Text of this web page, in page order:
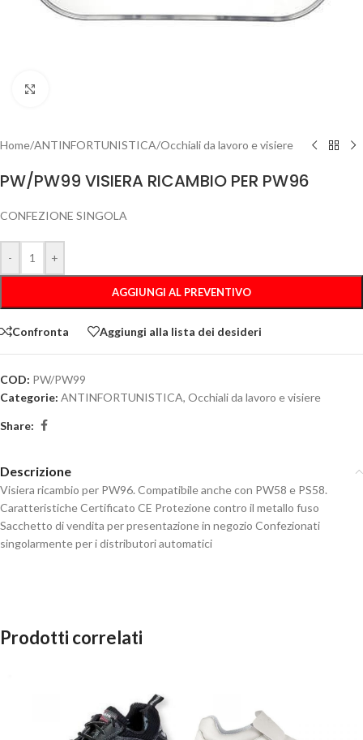
Home/ANTINFORTUNISTICA/Occhiali da lavoro e visiere
PW/PW99 VISIERA RICAMBIO PER PW96
CONFEZIONE SINGOLA
- +
AGGIUNGI AL PREVENTIVO
Confronta Aggiungi alla lista dei desideri
COD: PW/PW99
Categorie: ANTINFORTUNISTICA, Occhiali da lavoro e visiere
Share:
Descrizione
Visiera ricambio per PW96. Compatibile anche con PW58 e PS58.
Caratteristiche Certificato CE Protezione contro il metallo fuso
Sacchetto di vendita per presentazione in negozio Confezionati
singolarmente per i distributori automatici
Prodotti correlati